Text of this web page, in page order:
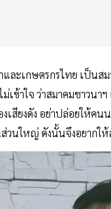
และเกษตรกรไทย เป็น
เข้าใจ ว่าสมาคมชาวน
สียงดัง อย่าปล่อยให้ค
วนใหญ่ ดังนั้นจึงอยากใ